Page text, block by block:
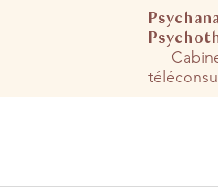
Psychot